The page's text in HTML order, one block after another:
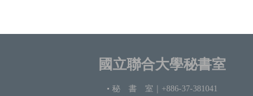
國立聯合大學秘書室
• 秘 書 室 ｜+886-37-381041